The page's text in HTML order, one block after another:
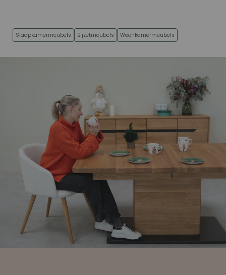
Slaapkamermeubels Bijzetmeubels Woonkamermeubels